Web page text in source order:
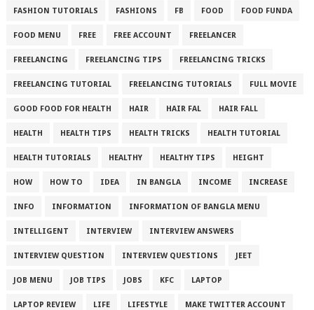
FASHION TUTORIALS FASHIONS FB FOOD FOOD FUNDA
FOOD MENU FREE FREE ACCOUNT FREELANCER
FREELANCING FREELANCING TIPS FREELANCING TRICKS
FREELANCING TUTORIAL FREELANCING TUTORIALS FULL MOVIE
GOOD FOOD FOR HEALTH HAIR HAIR FAL HAIR FALL
HEALTH HEALTH TIPS HEALTH TRICKS HEALTH TUTORIAL
HEALTH TUTORIALS HEALTHY HEALTHY TIPS HEIGHT
HOW HOW TO IDEA IN BANGLA INCOME INCREASE
INFO INFORMATION INFORMATION OF BANGLA MENU
INTELLIGENT INTERVIEW INTERVIEW ANSWERS
INTERVIEW QUESTION INTERVIEW QUESTIONS JEET
JOB MENU JOB TIPS JOBS KFC LAPTOP
LAPTOP REVIEW LIFE LIFESTYLE MAKE TWITTER ACCOUNT